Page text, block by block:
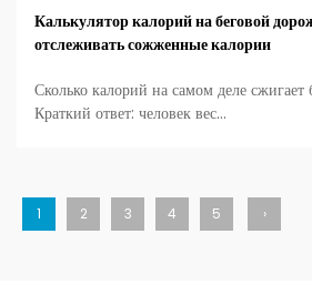
Калькулятор калорий на беговой
отслеживать сожженные калории
Сколько калорий на самом деле сжигает
Краткий ответ: человек вес...
1 2 3 4 5 ›